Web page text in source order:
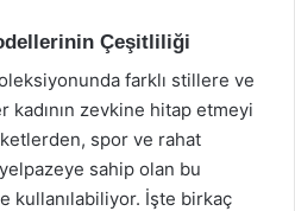
Çeşitliliği
farklı stillere ve
kadının zevkine hitap etmeyi
spor ve rahat
sahip olan bu
kullanılabiliyor. İşte birkaç